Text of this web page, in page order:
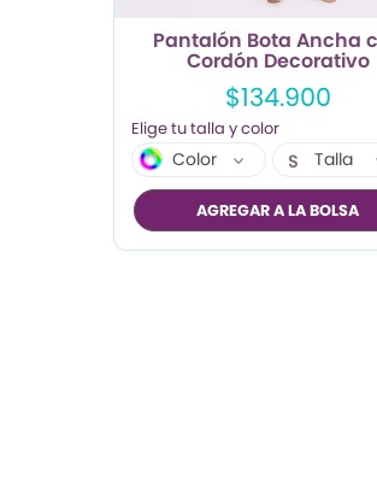
Pantalón Bota Ancha
Cordón Decorativo
$134.900
Color
S
M
L
XL
Talla
AGREGAR A LA BOLSA